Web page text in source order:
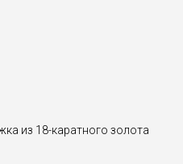
из 18-каратного золота